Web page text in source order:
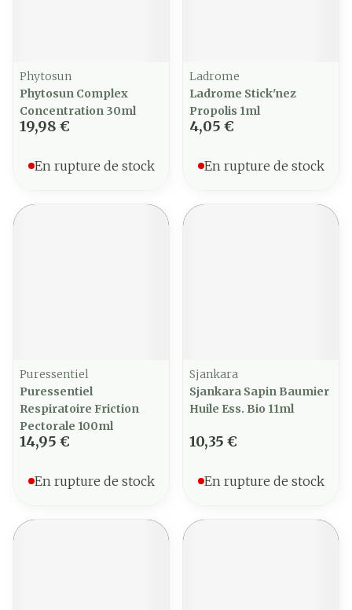
Phytosun
Phytosun Complex
Concentration 30ml
19,98 €
En rupture de stock
Ladrome
Ladrome Stick'nez
Propolis 1ml
4,05 €
En rupture de stock
Puressentiel
Puressentiel
Respiratoire Friction
Pectorale 100ml
14,95 €
En rupture de stock
Sjankara
Sjankara Sapin Baumier
Huile Ess. Bio 11ml
10,35 €
En rupture de stock